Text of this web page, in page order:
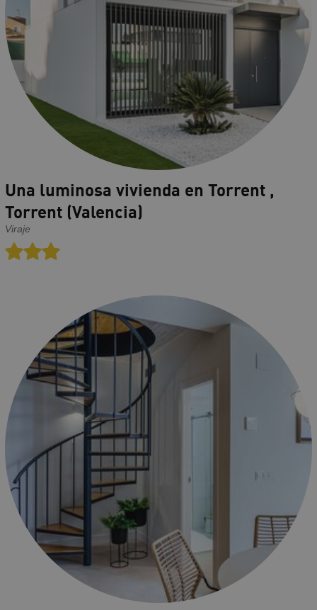
Una luminosa vivienda en Torrent ,
Torrent (Valencia)
Viraje